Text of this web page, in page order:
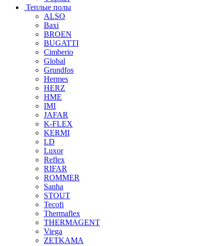
Теплые полы
ALSO
Baxi
BROEN
BUGATTI
Cimberio
Global
Grundfos
Hermes
HERZ
HME
IMI
JAFAR
K-FLEX
KERMI
LD
Luxor
Reflex
RIFAR
ROMMER
Sanha
STOUT
Tecofi
Thermaflex
THERMAGENT
Viega
ZETKAMA